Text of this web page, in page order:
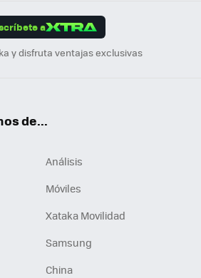
a
y disfruta ventajas exclusivas
de...
Análisis
Móviles
Xataka Movilidad
Samsung
China